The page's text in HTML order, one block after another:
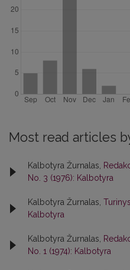
Most read articles
Kalbotyra Žurnalas,
No. 3 (1976): Kalbotyra
Kalbotyra Žurnalas, Turinys
Kalbotyra
Kalbotyra Žurnalas,
No. 1 (1974): Kalbotyra